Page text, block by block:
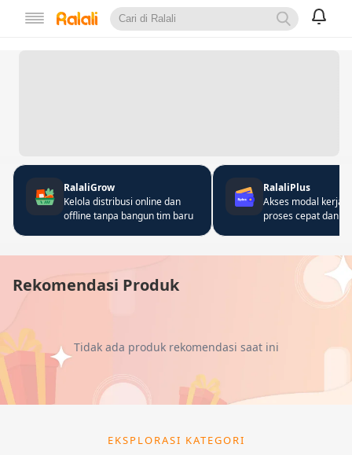
RalaliGrow
Kelola distribusi online dan
offline tanpa bangun tim baru
RalaliPlus
Akses modal kerja
proses cepat dan
Rekomendasi Produk
Tidak ada produk rekomendasi saat ini
EKSPLORASI KATEGORI